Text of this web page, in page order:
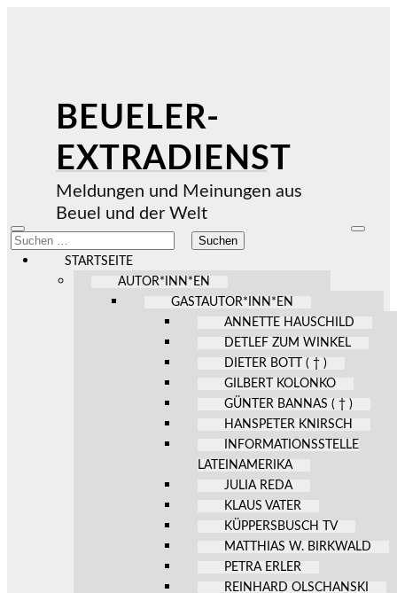
BEUELER-
EXTRADIENST
Meldungen und Meinungen aus
Beuel und der Welt
Mobile-
Menü
ein-/ausblenden
Suchen
nach:
STARTSEITE
AUTOR*INN*EN
GASTAUTOR*INN*EN
ANNETTE HAUSCHILD
DETLEF ZUM WINKEL
DIETER BOTT ( † )
GILBERT KOLONKO
GÜNTER BANNAS ( † )
HANSPETER KNIRSCH
INFORMATIONSSTELLE
LATEINAMERIKA
JULIA REDA
KLAUS VATER
KÜPPERSBUSCH TV
MATTHIAS W. BIRKWALD
PETRA ERLER
REINHARD OLSCHANSKI